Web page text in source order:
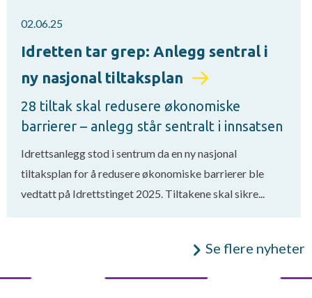
02.06.25
Idretten tar grep: Anlegg sentral i
ny nasjonal tiltaksplan
28 tiltak skal redusere økonomiske
barrierer – anlegg står sentralt i innsatsen
Idrettsanlegg stod i sentrum da en ny nasjonal
tiltaksplan for å redusere økonomiske barrierer ble
vedtatt på Idrettstinget 2025. Tiltakene skal sikre...
Se flere nyheter